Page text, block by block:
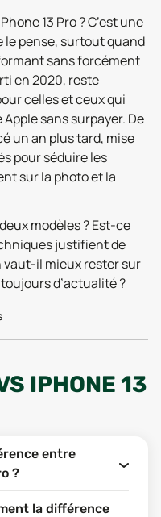
13 Pro ? C’est une
le pense, surtout quand
sans forcément
en 2020, reste
celles et ceux qui
sans surpayer. De
un an plus tard, mise
pour séduire les
sur la photo et la
modèles ? Est-ce
justifient de
vaut-il mieux rester sur
d’actualité ?
faire des économies
C’est là
les offres de plus de
le bon compromis
Et si
reconditionné
complet entre ces
le bon choix.
IPHONE 13
entre
?
la différence